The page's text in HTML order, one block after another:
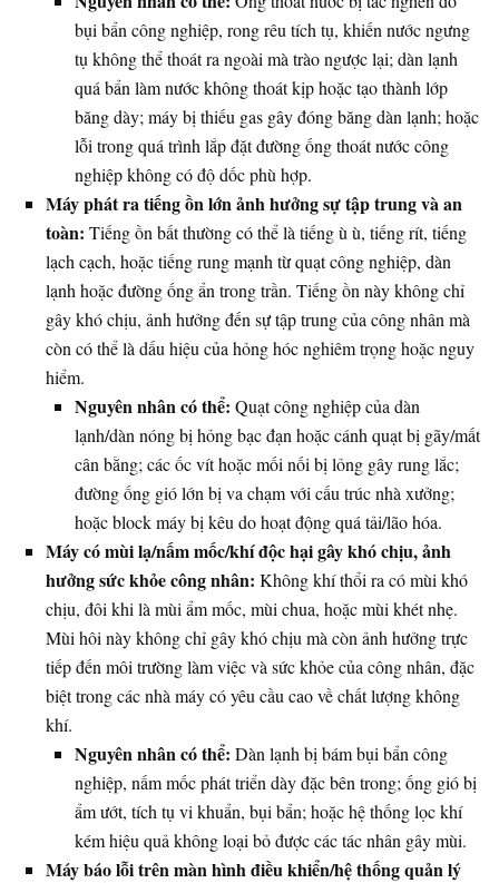
bụi bẩn công nghiệp, rong rêu tích tụ, khiến nước ngưng
tụ không thể thoát ra ngoài mà trào ngược lại; dàn lạnh
quá bẩn làm nước không thoát kịp hoặc tạo thành lớp
băng dày; máy bị thiếu gas gây đóng băng dàn lạnh; hoặc
lỗi trong quá trình lắp đặt đường ống thoát nước công
nghiệp không có độ dốc phù hợp.
Máy phát ra tiếng ồn lớn ảnh hưởng sự tập trung và an
toàn: Tiếng ồn bất thường có thể là tiếng ù ù, tiếng rít, tiếng
lạch cạch, hoặc tiếng rung mạnh từ quạt công nghiệp, dàn
lạnh hoặc đường ống ẩn trong trần. Tiếng ồn này không chỉ
gây khó chịu, ảnh hưởng đến sự tập trung của công nhân mà
còn có thể là dấu hiệu của hỏng hóc nghiêm trọng hoặc nguy
hiểm.
Nguyên nhân có thể: Quạt công nghiệp của dàn
lạnh/dàn nóng bị hỏng bạc đạn hoặc cánh quạt bị gãy/mất
cân bằng; các ốc vít hoặc mối nối bị lỏng gây rung lắc;
đường ống gió lớn bị va chạm với cấu trúc nhà xưởng;
hoặc block máy bị kêu do hoạt động quá tải/lão hóa.
Máy có mùi lạ/nấm mốc/khí độc hại gây khó chịu, ảnh
hưởng sức khỏe công nhân: Không khí thổi ra có mùi khó
chịu, đôi khi là mùi ẩm mốc, mùi chua, hoặc mùi khét nhẹ.
Mùi hôi này không chỉ gây khó chịu mà còn ảnh hưởng trực
tiếp đến môi trường làm việc và sức khỏe của công nhân, đặc
biệt trong các nhà máy có yêu cầu cao về chất lượng không
khí.
Nguyên nhân có thể: Dàn lạnh bị bám bụi bẩn công
nghiệp, nấm mốc phát triển dày đặc bên trong; ống gió bị
ẩm ướt, tích tụ vi khuẩn, bụi bẩn; hoặc hệ thống lọc khí
kém hiệu quả không loại bỏ được các tác nhân gây mùi.
Máy báo lỗi trên màn hình điều khiển/hệ thống quản lý